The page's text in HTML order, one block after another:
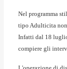
Nel programma
tipo Adulticita
Infatti dal 18
compiere gli